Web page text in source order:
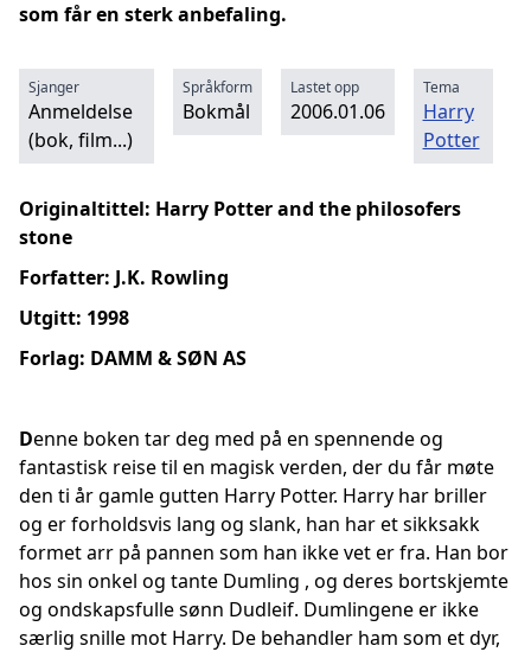
som får en sterk anbefaling.
Sjanger
Anmeldelse
(bok, film...)
Språkform
Bokmål
Lastet opp
2006.01.06
Tema
Harry
Potter
Originaltittel: Harry Potter and the philosofers
stone
Forfatter: J.K. Rowling
Utgitt: 1998
Forlag: DAMM & SØN AS
Denne boken tar deg med på en spennende og
fantastisk reise til en magisk verden, der du får møte
den ti år gamle gutten Harry Potter. Harry har briller
og er forholdsvis lang og slank, han har et sikksakk
formet arr på pannen som han ikke vet er fra. Han bor
hos sin onkel og tante Dumling , og deres bortskjemte
og ondskapsfulle sønn Dudleif. Dumlingene er ikke
særlig snille mot Harry. De behandler ham som et dyr,